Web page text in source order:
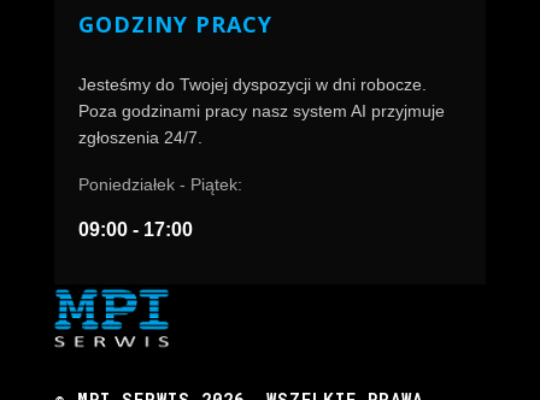
GODZINY PRACY
Jesteśmy do Twojej dyspozycji w dni robocze.
Poza godzinami pracy nasz system AI przyjmuje
zgłoszenia 24/7.
Poniedziałek - Piątek:
09:00 - 17:00